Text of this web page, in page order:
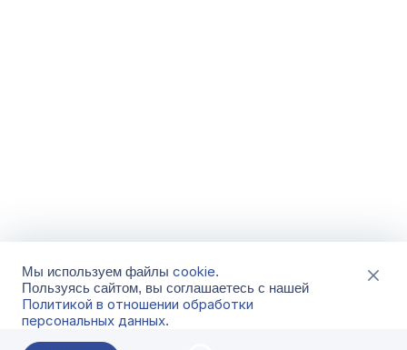
Мы используем файлы cookie.
Пользуясь сайтом, вы соглашаетесь с нашей
Политикой в отношении обработки
персональных данных.